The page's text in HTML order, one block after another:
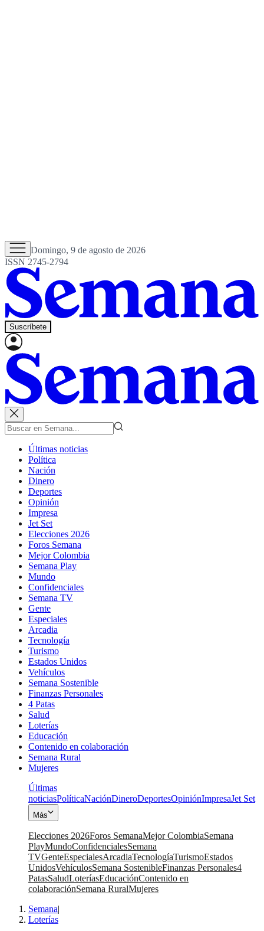
Domingo, 9 de agosto de 2026
ISSN 2745-2794
Suscríbete
Últimas noticias
Política
Nación
Dinero
Deportes
Opinión
Impresa
Jet Set
Elecciones 2026
Foros Semana
Mejor Colombia
Semana Play
Mundo
Confidenciales
Semana TV
Gente
Especiales
Arcadia
Tecnología
Turismo
Estados Unidos
Vehículos
Semana Sostenible
Finanzas Personales
4 Patas
Salud
Loterías
Educación
Contenido en colaboración
Semana Rural
Mujeres
Últimas
noticiasPolíticaNaciónDineroDeportesOpiniónImpresaJet Set
Más
Elecciones 2026Foros SemanaMejor ColombiaSemana
PlayMundoConfidencialesSemana
TVGenteEspecialesArcadiaTecnologíaTurismoEstados
UnidosVehículosSemana SostenibleFinanzas Personales4
PatasSaludLoteríasEducaciónContenido en
colaboraciónSemana RuralMujeres
Semana|
Loterías